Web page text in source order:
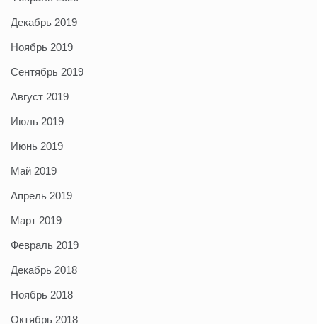
Декабрь 2019
Ноябрь 2019
Сентябрь 2019
Август 2019
Июль 2019
Июнь 2019
Май 2019
Апрель 2019
Март 2019
Февраль 2019
Декабрь 2018
Ноябрь 2018
Октябрь 2018